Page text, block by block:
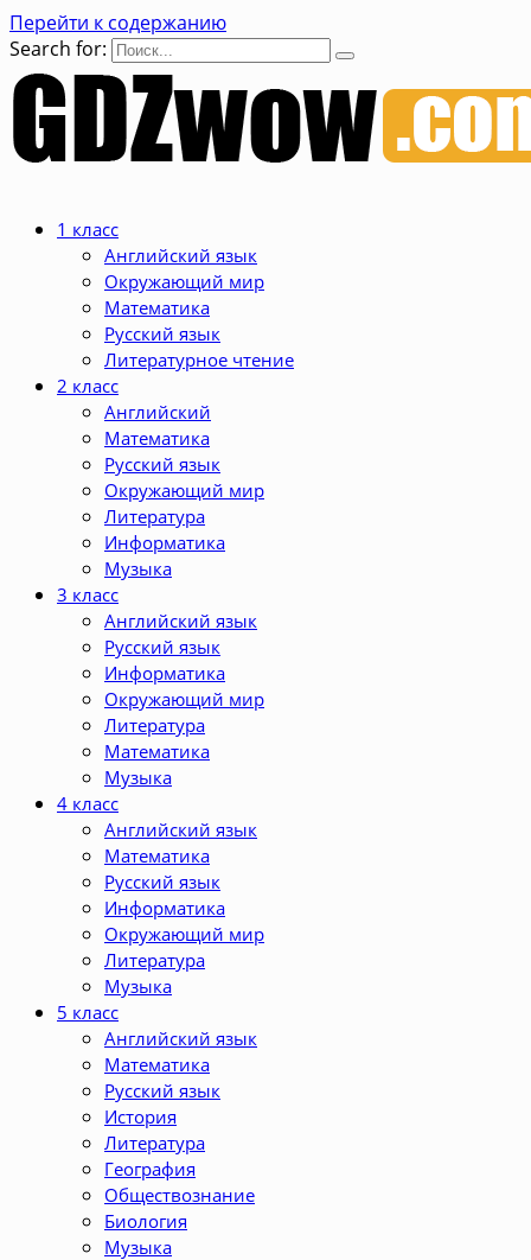
Перейти к содержанию
Search for:
1 класс
Английский язык
Окружающий мир
Математика
Русский язык
Литературное чтение
2 класс
Английский
Математика
Русский язык
Окружающий мир
Литература
Информатика
Музыка
3 класс
Английский язык
Русский язык
Информатика
Окружающий мир
Литература
Математика
Музыка
4 класс
Английский язык
Математика
Русский язык
Информатика
Окружающий мир
Литература
Музыка
5 класс
Английский язык
Математика
Русский язык
История
Литература
География
Обществознание
Биология
Музыка